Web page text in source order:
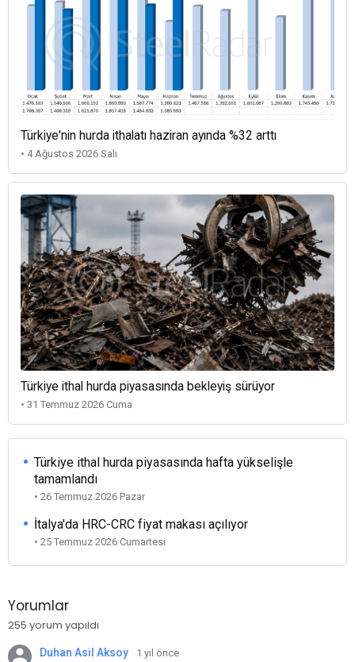
Türkiye'nin hurda ithalatı haziran ayında %32 arttı
• 4 Ağustos 2026 Salı
Türkiye ithal hurda piyasasında bekleyiş sürüyor
• 31 Temmuz 2026 Cuma
Türkiye ithal hurda piyasasında hafta yükselişle
tamamlandı
• 26 Temmuz 2026 Pazar
İtalya'da HRC-CRC fiyat makası açılıyor
• 25 Temmuz 2026 Cumartesi
Yorumlar
255 yorum yapıldı
Duhan Asil Aksoy
1 yıl önce